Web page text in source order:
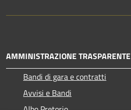
AMMINISTRAZIONE TRASPARENTE
Bandi di gara e contratti
Avvisi e Bandi